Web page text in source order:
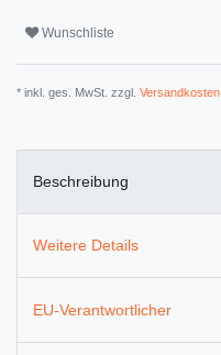
Wunschliste
* inkl. ges. MwSt. zzgl. Versandkosten
Beschreibung
Weitere Details
EU-Verantwortlicher